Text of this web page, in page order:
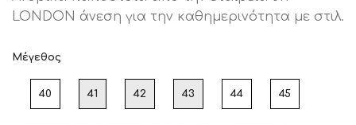
was:
€59.00.
τιμή
είναι:
LONDON άνεση για την καθημερινότητα με στιλ.
Μέγεθος
40 41 42 43 44 45